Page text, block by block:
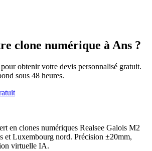
clone numérique àAns ?
obtenir votre devis personnalisé gratuit.
sous 48 heures.
en clones numériques Realsee Galois M2
et Luxembourg nord. Précision ±20mm,
virtuelle IA.